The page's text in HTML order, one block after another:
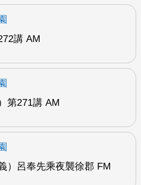
講 AM
第271講 AM
）呂奉先乘夜襲徐郡 FM